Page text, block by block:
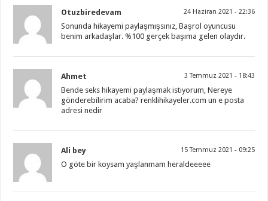
Otuzbiredevam 24 Haziran 2021 - 22:36
Sonunda hikayemi paylaşmışsınız, Başrol oyuncusu
benim arkadaşlar. %100 gerçek başıma gelen olaydır.
Ahmet 3 Temmuz 2021 - 18:43
Bende seks hikayemi paylaşmak istiyorum, Nereye
gönderebilirim acaba? renklihikayeler.com un e posta
adresi nedir
Ali bey 15 Temmuz 2021 - 09:25
O göte bir koysam yaşlanmam heraldeeeee